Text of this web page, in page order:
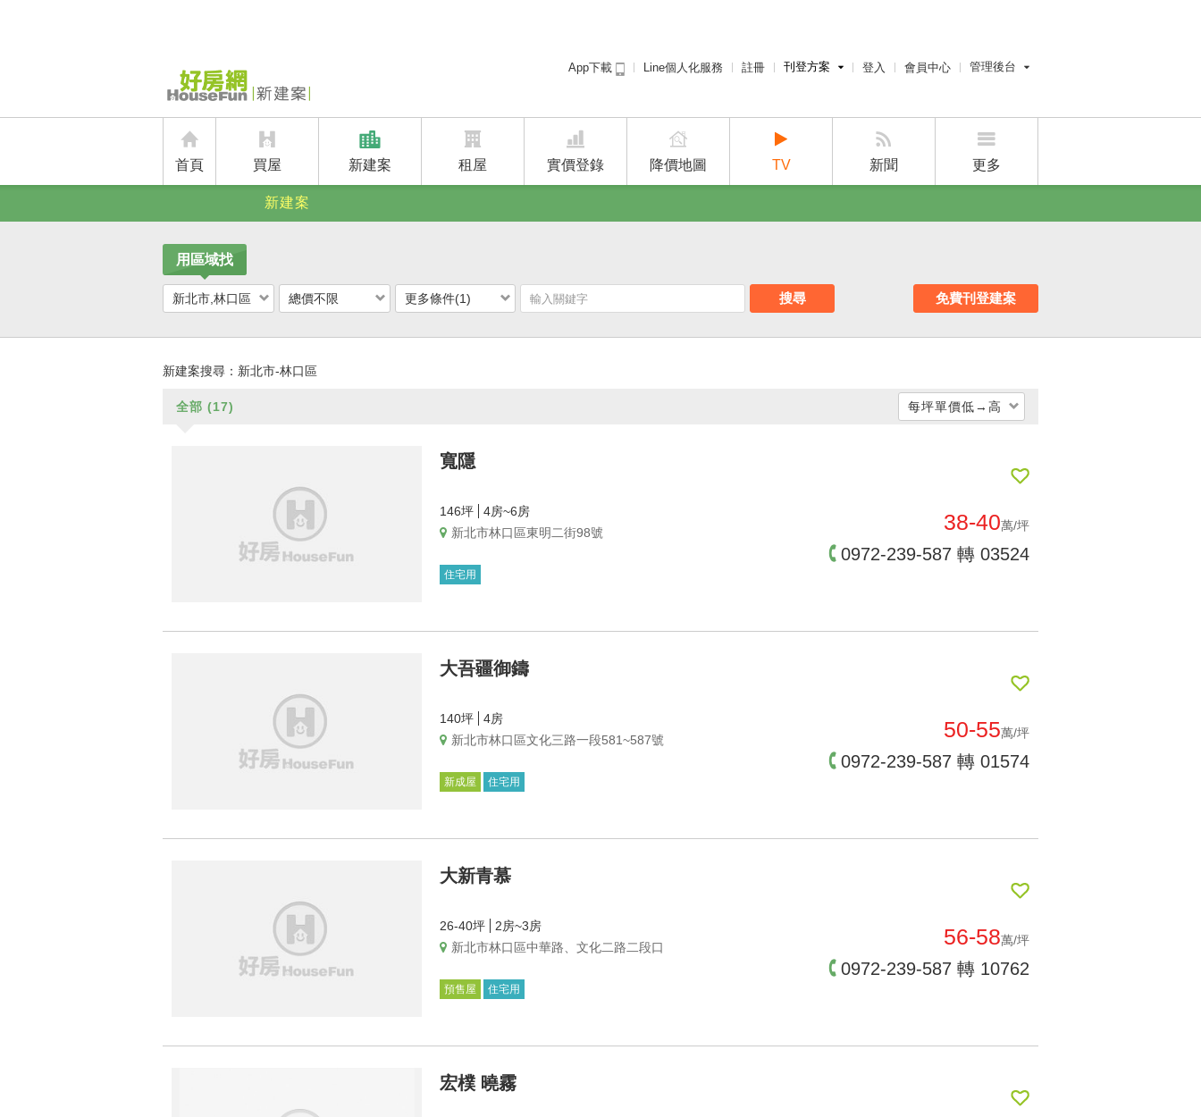
App下載 Line個人化服務 註冊 刊登方案
廣告刊登
建案刊登
登入 會員中心 管理後台
屋主管理後台
首頁 買屋 新建案 租屋 實價登錄 降價地圖 TV 新聞 更多
新建案
用區域找
新北市,林口區 總價不限 更多條件(1) 搜尋 免費刊登建案
新建案搜尋： 新北市-林口區
全部 (17) 每坪單價低→高
公開銷售時間近->遠
交屋時間遠->近
寬隱
146坪
4房~6房
新北市林口區東明二街98號
0972-239-587 轉 03524
38-40萬/坪
住宅用
大吾疆御鑄
140坪
4房
新北市林口區文化三路一段581~587號
0972-239-587 轉 01574
50-55萬/坪
新成屋 住宅用
大新青慕
26-40坪
2房~3房
新北市林口區中華路、文化二路二段口
0972-239-587 轉 10762
56-58萬/坪
預售屋 住宅用
宏樸 曉霧